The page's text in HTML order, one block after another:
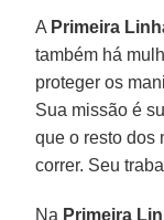
A Primeira
também há
proteger os
Sua missão é
que o resto dos
correr. Seu
Na Primeira